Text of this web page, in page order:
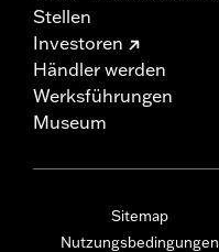
Stellen
Investoren
Händler werden
Werksführungen
Museum
Sitemap
Nutzungsbedingungen